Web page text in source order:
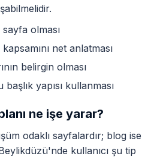
olması
net anlatması
belirgin olması
yapısı kullanması
ne işe yarar?
odaklı sayfalardır; blog ise
kullanıcı şu tip